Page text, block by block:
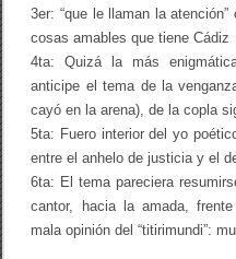
3er: “que le llaman la
cosas amables que tiene Cádiz
4ta: Quizá la más
anticipe el tema de la
cayó en la arena), de la copla
5ta: Fuero interior del yo
entre el anhelo de justicia y el
6ta: El tema pareciera
cantor, hacia la amada,
mala opinión del “titirimundi”: